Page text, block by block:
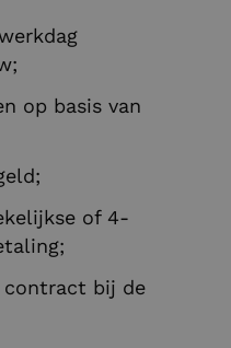
op basis van
of 4-
bij de